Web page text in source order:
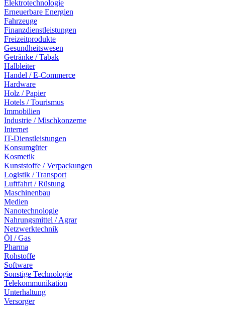
Elektrotechnologie
Erneuerbare Energien
Fahrzeuge
Finanzdienstleistungen
Freizeitprodukte
Gesundheitswesen
Getränke / Tabak
Halbleiter
Handel / E-Commerce
Hardware
Holz / Papier
Hotels / Tourismus
Immobilien
Industrie / Mischkonzerne
Internet
IT-Dienstleistungen
Konsumgüter
Kosmetik
Kunststoffe / Verpackungen
Logistik / Transport
Luftfahrt / Rüstung
Maschinenbau
Medien
Nanotechnologie
Nahrungsmittel / Agrar
Netzwerktechnik
Öl / Gas
Pharma
Rohstoffe
Software
Sonstige Technologie
Telekommunikation
Unterhaltung
Versorger